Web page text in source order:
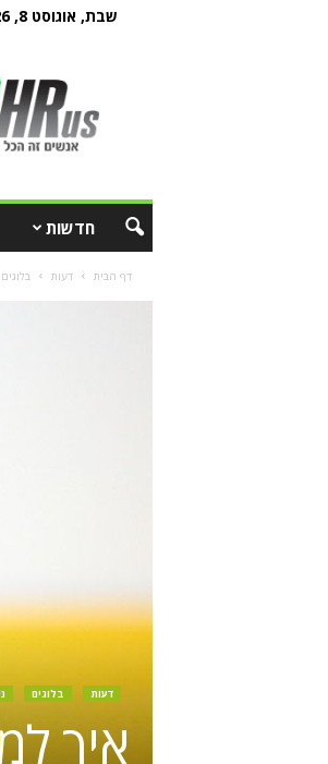
שבת, אוגוסט 8, 2026
חדשות
דף הבית דעות בלוגים
דעות בלוגים
איך